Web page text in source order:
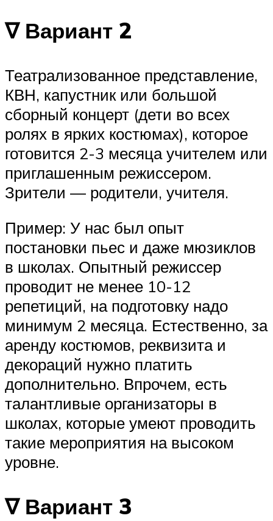
∇ Вариант 2
Театрализованное представление,
КВН, капустник или большой
сборный концерт (дети во всех
ролях в ярких костюмах), которое
готовится 2-3 месяца учителем или
приглашенным режиссером.
Зрители — родители, учителя.
Пример: У нас был опыт
постановки пьес и даже мюзиклов
в школах. Опытный режиссер
проводит не менее 10-12
репетиций, на подготовку надо
минимум 2 месяца. Естественно, за
аренду костюмов, реквизита и
декораций нужно платить
дополнительно. Впрочем, есть
талантливые организаторы в
школах, которые умеют проводить
такие мероприятия на высоком
уровне.
∇ Вариант 3